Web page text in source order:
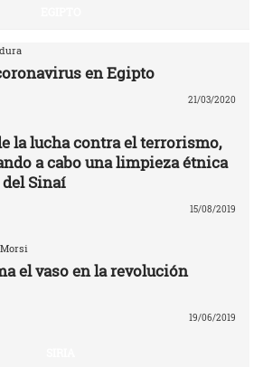
en Egipto
21/03/2020
la lucha contra el terrorismo,
a cabo una limpieza étnica
Sinaí
15/08/2019
el vaso en la revolución
19/06/2019